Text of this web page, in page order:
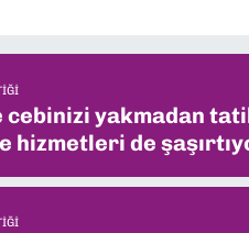
cebinizi yakmadan
hizmetleri de